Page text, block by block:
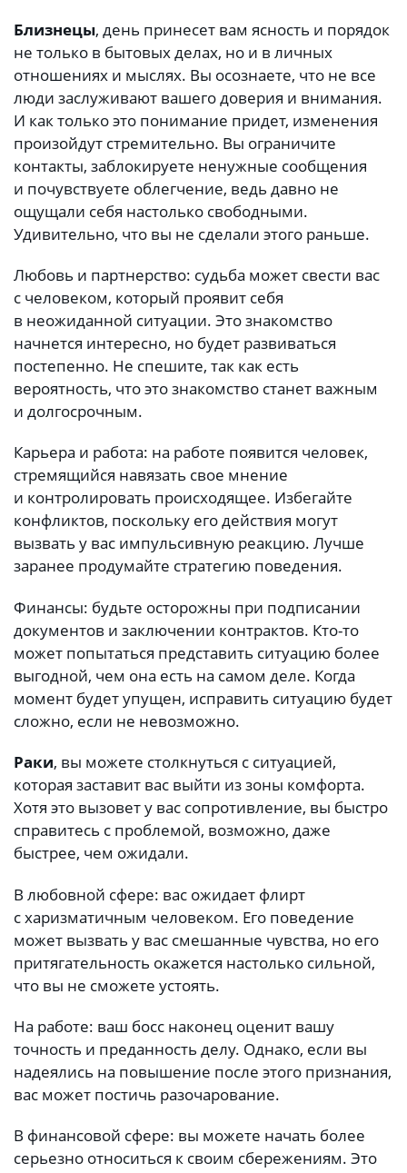
Близнецы, день принесет вам ясность и порядок
не только в бытовых делах, но и в личных
отношениях и мыслях. Вы осознаете, что не все
люди заслуживают вашего доверия и внимания.
И как только это понимание придет, изменения
произойдут стремительно. Вы ограничите
контакты, заблокируете ненужные сообщения
и почувствуете облегчение, ведь давно не
ощущали себя настолько свободными.
Удивительно, что вы не сделали этого раньше.
Любовь и партнерство: судьба может свести вас
с человеком, который проявит себя
в неожиданной ситуации. Это знакомство
начнется интересно, но будет развиваться
постепенно. Не спешите, так как есть
вероятность, что это знакомство станет важным
и долгосрочным.
Карьера и работа: на работе появится человек,
стремящийся навязать свое мнение
и контролировать происходящее. Избегайте
конфликтов, поскольку его действия могут
вызвать у вас импульсивную реакцию. Лучше
заранее продумайте стратегию поведения.
Финансы: будьте осторожны при подписании
документов и заключении контрактов. Кто-то
может попытаться представить ситуацию более
выгодной, чем она есть на самом деле. Когда
момент будет упущен, исправить ситуацию будет
сложно, если не невозможно.
Раки, вы можете столкнуться с ситуацией,
которая заставит вас выйти из зоны комфорта.
Хотя это вызовет у вас сопротивление, вы быстро
справитесь с проблемой, возможно, даже
быстрее, чем ожидали.
В любовной сфере: вас ожидает флирт
с харизматичным человеком. Его поведение
может вызвать у вас смешанные чувства, но его
притягательность окажется настолько сильной,
что вы не сможете устоять.
На работе: ваш босс наконец оценит вашу
точность и преданность делу. Однако, если вы
надеялись на повышение после этого признания,
вас может постичь разочарование.
В финансовой сфере: вы можете начать более
серьезно относиться к своим сбережениям. Это